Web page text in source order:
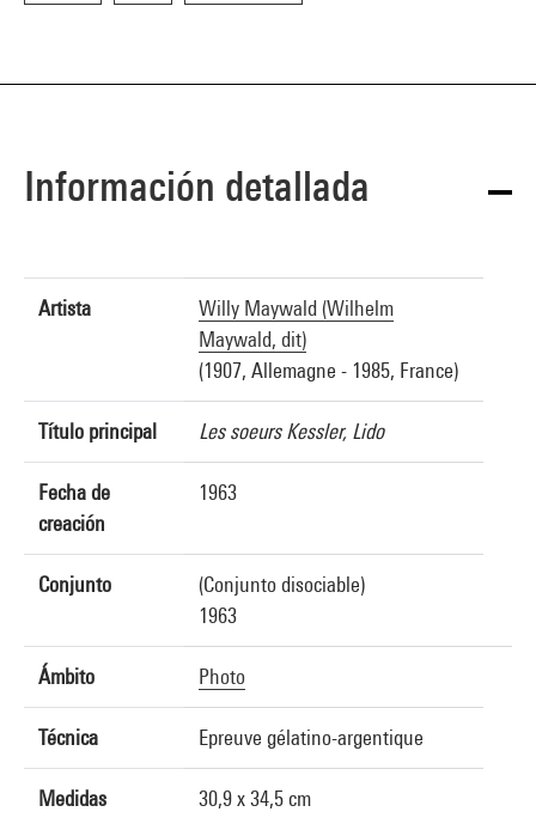
Información detallada
Artista
Willy Maywald (Wilhelm
Maywald, dit)
(1907, Allemagne - 1985, France)
Título principal Les soeurs Kessler, Lido
Fecha de
creación
1963
Conjunto
(Conjunto disociable)
1963
Ámbito Photo
Técnica Epreuve gélatino-argentique
Medidas 30,9 x 34,5 cm